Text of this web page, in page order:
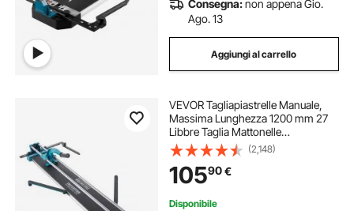
Consegna:non appena Gio.
Ago. 13
Aggiungi al carrello
VEVOR Tagliapiastrelle Manuale,
Massima Lunghezza 1200 mm 27
Libbre Taglia Mattonelle
Professionale con Guida Laser
Regolabile per Il Taglio di
Precisione, Si Applica a Tutti I Tipi di
Piastrelle
(2,148)
10590€
Disponibile